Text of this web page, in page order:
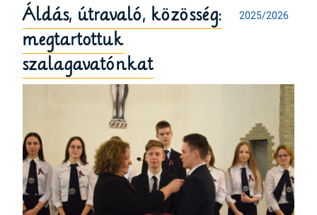
2025/2026
Áldás, útravaló, közösség:
megtartottuk
szalagavatónkat